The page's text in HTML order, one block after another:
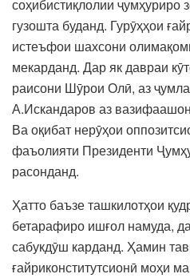
соҳибистиқлолии ҷумҳуриро
гузошта буданд. Гурӯҳҳои
истеъфои шахсони
мекарданд. Дар як давраи
раисони Шӯрои Олӣ, аз
А.Искандаров аз
Ва оқибат нерӯҳои
фаъолияти Президенти
расонданд.
Ҳатто баъзе ташкилотҳои
бетарафиро ишғол намуда,
сабукдӯш карданд. Ҳамин
ғайриконститутсионӣ моҳи